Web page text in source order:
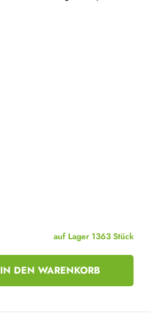
auf Lager 1363 Stück
IN DEN WARENKORB